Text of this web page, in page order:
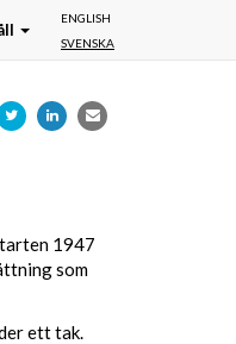
ENGLISH
SVENSKA
1947
som
ett tak.